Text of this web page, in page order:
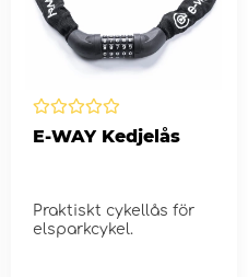
E-WAY Kedjelås
Praktiskt cykellås för
elsparkcykel.